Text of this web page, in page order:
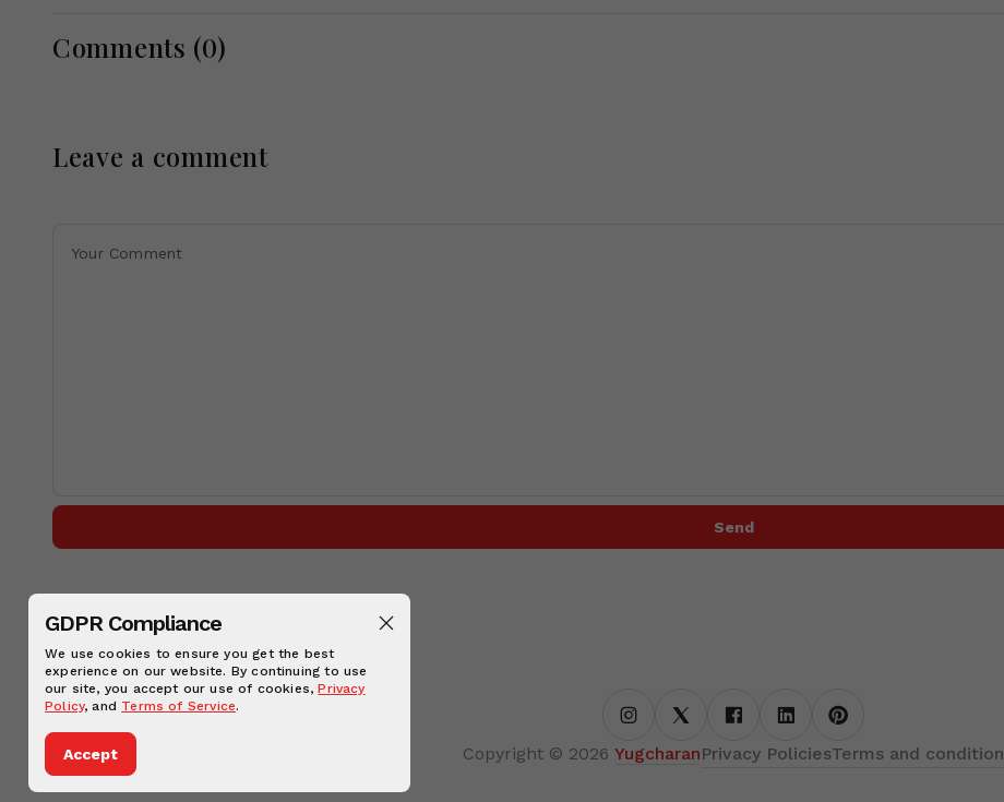
GDPR Compliance
We use cookies to ensure you get the best
experience on our website. By continuing to use
our site, you accept our use of cookies,Privacy
Policy, and Terms of Service.
Accept
Comments (0)
Leave a comment
Send
Copyright © 2026 YugcharanPrivacy PoliciesTerms and condition